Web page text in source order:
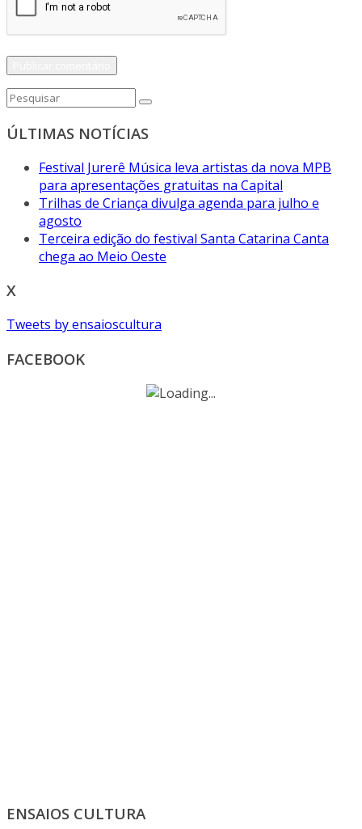
ÚLTIMAS NOTÍCIAS
Festival Jurerê Música leva artistas da nova MPB
para apresentações gratuitas na Capital
Trilhas de Criança divulga agenda para julho e
agosto
Terceira edição do festival Santa Catarina Canta
chega ao Meio Oeste
X
Tweets by ensaioscultura
FACEBOOK
ENSAIOS CULTURA